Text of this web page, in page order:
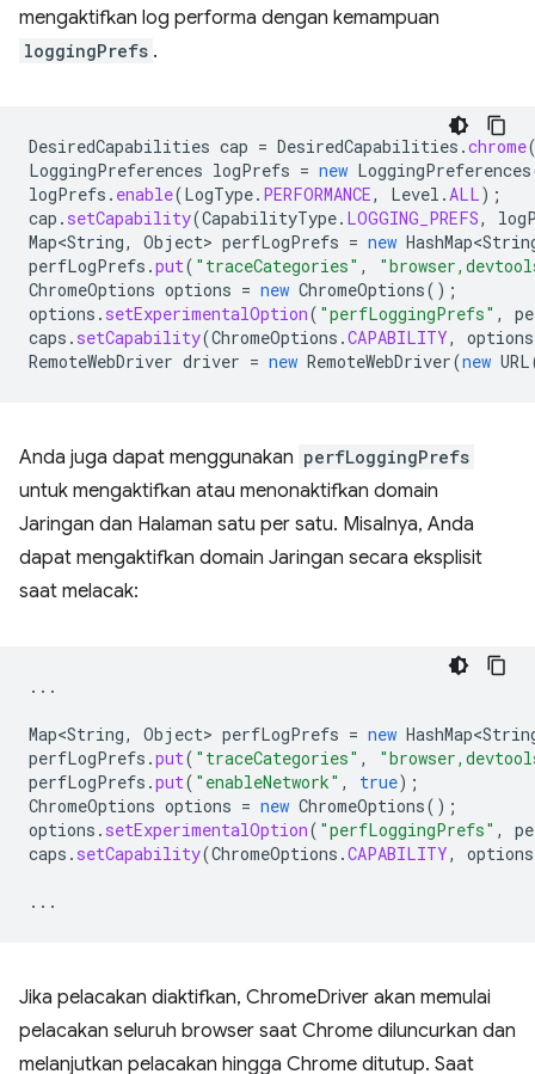
mengaktifkan log performa dengan kemampuan
loggingPrefs .
DesiredCapabilities cap = DesiredCapabilities .chrome
LoggingPreferences logPrefs = new LoggingPreferences
logPrefs . enable(LogType. PERFORMANCE, Level .ALL);
cap . setCapability(CapabilityType. LOGGING_PREFS,
Map<String, Object> perfLogPrefs = new
perfLogPrefs .put( "traceCategories" ,
ChromeOptions options = new ChromeOptions();
options . setExperimentalOption( "perfLoggingPrefs" ,
caps . setCapability(ChromeOptions .CAPABILITY, options
RemoteWebDriver driver = new RemoteWebDriver(new URL
Anda juga dapat menggunakan perfLoggingPrefs
untuk mengaktifkan atau menonaktifkan domain
Jaringan dan Halaman satu per satu. Misalnya, Anda
dapat mengaktifkan domain Jaringan secara eksplisit
saat melacak:
...
Map<String, Object> perfLogPrefs = new
perfLogPrefs .put( "traceCategories" ,
perfLogPrefs .put( "enableNetwork" , true);
ChromeOptions options = new ChromeOptions();
options . setExperimentalOption( "perfLoggingPrefs" ,
caps . setCapability(ChromeOptions .CAPABILITY, options
...
Jika pelacakan diaktifkan, ChromeDriver akan memulai
pelacakan seluruh browser saat Chrome diluncurkan dan
melanjutkan pelacakan hingga Chrome ditutup. Saat